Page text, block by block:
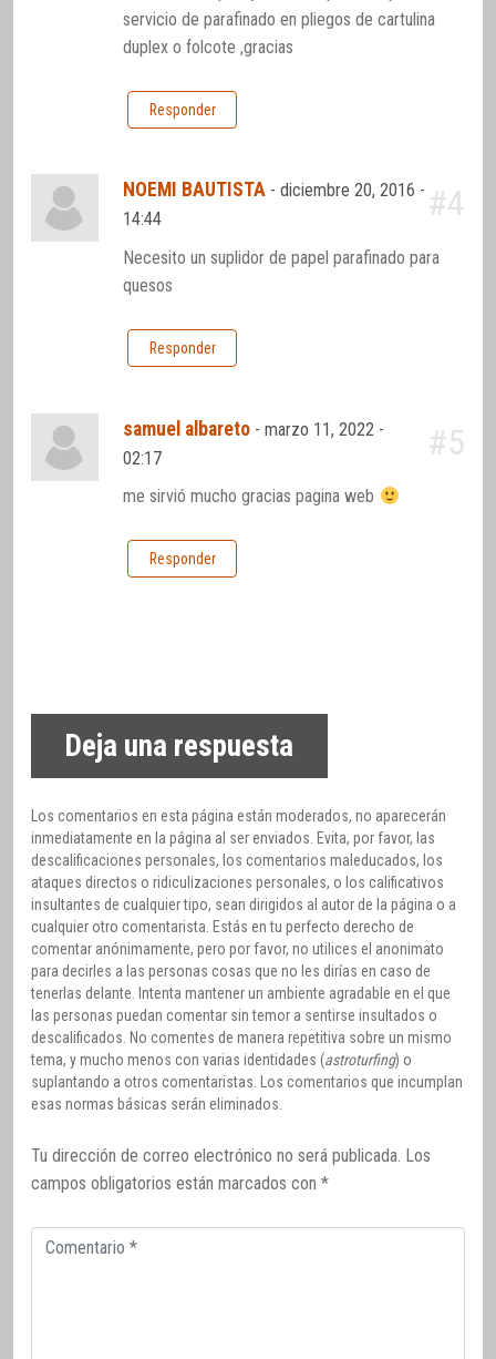
servicio de parafinado en pliegos de cartulina
duplex o folcote ,gracias
Responder
NOEMI BAUTISTA -diciembre 20, 2016 -
14:44
#4
Necesito un suplidor de papel parafinado para
quesos
Responder
samuel albareto -marzo 11, 2022 -
02:17
#5
me sirvió mucho gracias pagina web
Responder
Deja una respuesta
Los comentarios en esta página están moderados, no aparecerán
inmediatamente en la página al ser enviados. Evita, por favor, las
descalificaciones personales, los comentarios maleducados, los
ataques directos o ridiculizaciones personales, o los calificativos
insultantes de cualquier tipo, sean dirigidos al autor de la página o a
cualquier otro comentarista. Estás en tu perfecto derecho de
comentar anónimamente, pero por favor, no utilices el anonimato
para decirles a las personas cosas que no les dirías en caso de
tenerlas delante. Intenta mantener un ambiente agradable en el que
las personas puedan comentar sin temor a sentirse insultados o
descalificados. No comentes de manera repetitiva sobre un mismo
tema, y mucho menos con varias identidades (astroturfing) o
suplantando a otros comentaristas. Los comentarios que incumplan
esas normas básicas serán eliminados.
Tu dirección de correo electrónico no será publicada. Los
campos obligatorios están marcados con *
Comentario